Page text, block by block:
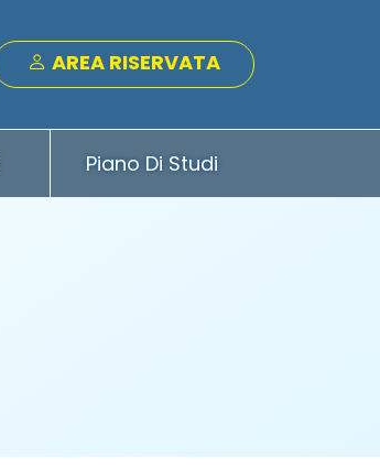
AREA RISERVATA
Piano Di Studi